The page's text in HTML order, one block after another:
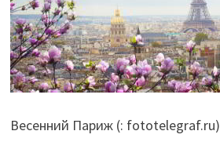
Весенний Париж (: fototelegraf.ru)